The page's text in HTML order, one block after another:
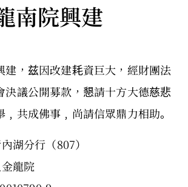
南院興建
建，兹因改建耗資巨大，經財團法
決議公開募款，懇請十方大德慈悲
﹐共成佛事﹐尚請信眾鼎力相助｡
湖分行（807）
龍院